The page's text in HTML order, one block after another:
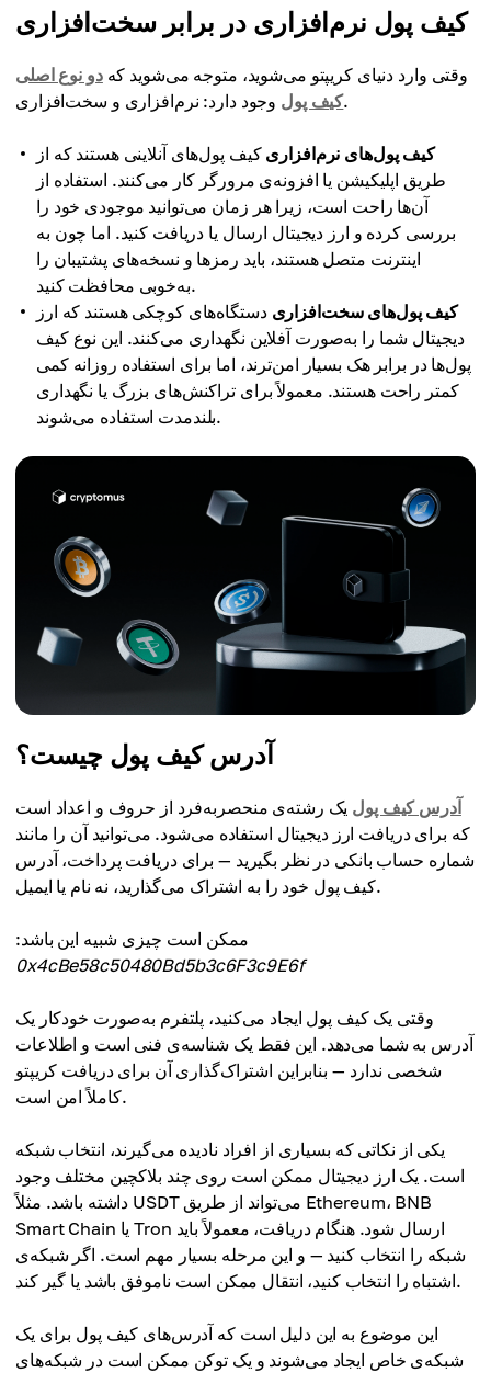
کیف پول نرم‌افزاری در برابر سخت‌افزاری
وقتی وارد دنیای کریپتو می‌شوید، متوجه می‌شوید کهدو نوع اصلی
کیف پولوجود دارد: نرم‌افزاری و سخت‌افزاری.
کیف پول‌های نرم‌افزاری کیف پول‌های آنلاینی هستند که از
طریق اپلیکیشن یا افزونه‌ی مرورگر کار می‌کنند. استفاده از
آن‌ها راحت است، زیرا هر زمان می‌توانید موجودی خود را
بررسی کرده و ارز دیجیتال ارسال یا دریافت کنید. اما چون به
اینترنت متصل هستند، باید رمزها و نسخه‌های پشتیبان را
به‌خوبی محافظت کنید.
کیف پول‌های سخت‌افزاری دستگاه‌های کوچکی هستند که ارز
دیجیتال شما را به‌صورت آفلاین نگهداری می‌کنند. این نوع کیف
پول‌ها در برابر هک بسیار امن‌ترند، اما برای استفاده روزانه کمی
کمتر راحت هستند. معمولاً برای تراکنش‌های بزرگ یا نگهداری
بلندمدت استفاده می‌شوند.
آدرس کیف پول چیست؟
آدرس کیف پول یک رشته‌ی منحصربه‌فرد از حروف و اعداد است
که برای دریافت ارز دیجیتال استفاده می‌شود. می‌توانید آن را مانند
شماره حساب بانکی در نظر بگیرید — برای دریافت پرداخت، آدرس
کیف پول خود را به اشتراک می‌گذارید، نه نام یا ایمیل.
ممکن است چیزی شبیه این باشد:
0x4cBe58c50480Bd5b3c6F3c9E6f
وقتی یک کیف پول ایجاد می‌کنید، پلتفرم به‌صورت خودکار یک
آدرس به شما می‌دهد. این فقط یک شناسه‌ی فنی است و اطلاعات
شخصی ندارد — بنابراین اشتراک‌گذاری آن برای دریافت کریپتو
کاملاً امن است.
یکی از نکاتی که بسیاری از افراد نادیده می‌گیرند، انتخاب شبکه
است. یک ارز دیجیتال ممکن است روی چند بلاکچین مختلف وجود
داشته باشد. مثلاً USDT می‌تواند از طریق Ethereum، BNB
Smart Chain یا Tron ارسال شود. هنگام دریافت، معمولاً باید
شبکه را انتخاب کنید — و این مرحله بسیار مهم است. اگر شبکه‌ی
اشتباه را انتخاب کنید، انتقال ممکن است ناموفق باشد یا گیر کند.
این موضوع به این دلیل است که آدرس‌های کیف پول برای یک
شبکه‌ی خاص ایجاد می‌شوند و یک توکن ممکن است در شبکه‌های